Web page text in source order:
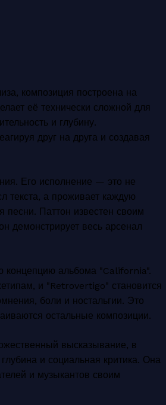
композиция построена на
её технически сложной для
и глубину.
друг на друга и создавая
Его исполнение — это не
текста, а проживает каждую
Паттон известен своим
демонстрирует весь арсенал
концепцию альбома "California".
и "Retrovertigo" становится
боли и ностальгии. Это
остальные композиции.
высказывание, в
и социальная критика. Она
и музыкантов своим